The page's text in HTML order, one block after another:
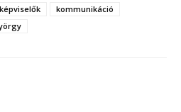
képviselők
kommunikáció